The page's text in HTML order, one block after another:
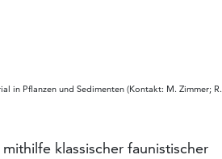
in Pflanzen und Sedimenten (Kontakt: M. Zimmer; R.
klassischer faunistischer